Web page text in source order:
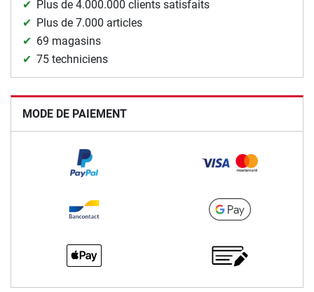
Plus de 4.000.000 clients satisfaits
Plus de 7.000 articles
69 magasins
75 techniciens
MODE DE PAIEMENT